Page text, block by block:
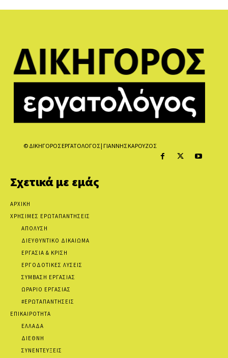
© ΔΙΚΗΓΟΡΟΣ ΕΡΓΑΤΟΛΟΓΟΣ | ΓΙΑΝΝΗΣ ΚΑΡΟΥΖΟΣ
Σχετικά με εμάς
ΑΡΧΙΚΗ
ΧΡΗΣΙΜΕΣ ΕΡΩΤΑΠΑΝΤΗΣΕΙΣ
ΑΠΟΛΥΣΗ
ΔΙΕΥΘΥΝΤΙΚΟ ΔΙΚΑΙΩΜΑ
ΕΡΓΑΣΙΑ & ΚΡΙΣΗ
ΕΡΓΟΔΟΤΙΚΕΣ ΛΥΣΕΙΣ
ΣΥΜΒΑΣΗ ΕΡΓΑΣΙΑΣ
ΩΡΑΡΙΟ ΕΡΓΑΣΙΑΣ
#ΕΡΩΤΑΠΑΝΤΗΣΕΙΣ
ΕΠΙΚΑΙΡΟΤΗΤΑ
ΕΛΛΑΔΑ
ΔΙΕΘΝΗ
ΣΥΝΕΝΤΕΥΞΕΙΣ